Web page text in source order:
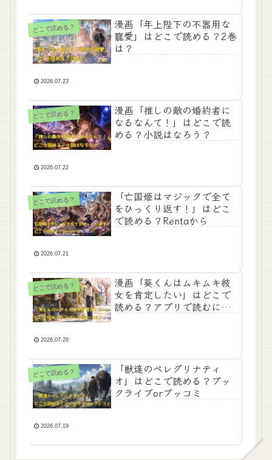
どこで読める？
漫画「年上陛下の不器用な
寵愛」はどこで読める？2巻
は？
2026.07.23
どこで読める？
漫画「推しの敵の婚約者に
なるなんて！」はどこで読
める？小説はなろう？
2026.07.22
どこで読める？
「亡国姫はマジックで全て
をひっくり返す！」はどこ
で読める？Rentaから
2026.07.21
どこで読める？
漫画「葵くんはムキムキ彼
女を肯定したい」はどこで
読める？アプリで読むに
2026.07.20
どこで読める？
「獣達のペレグリナティ
オ」はどこで読める？ブッ
クライブorブッコミ
2026.07.19